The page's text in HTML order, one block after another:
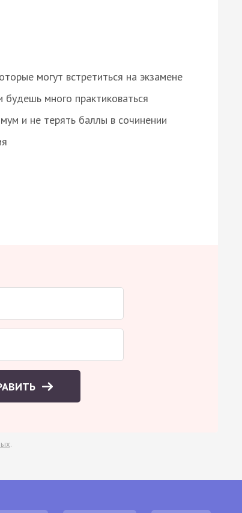
могут встретиться на экзамене
много практиковаться
и не терять баллы в сочинении
.